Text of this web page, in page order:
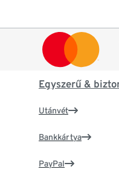
Egyszerű &
Utánvét
Bankkártya
PayPal